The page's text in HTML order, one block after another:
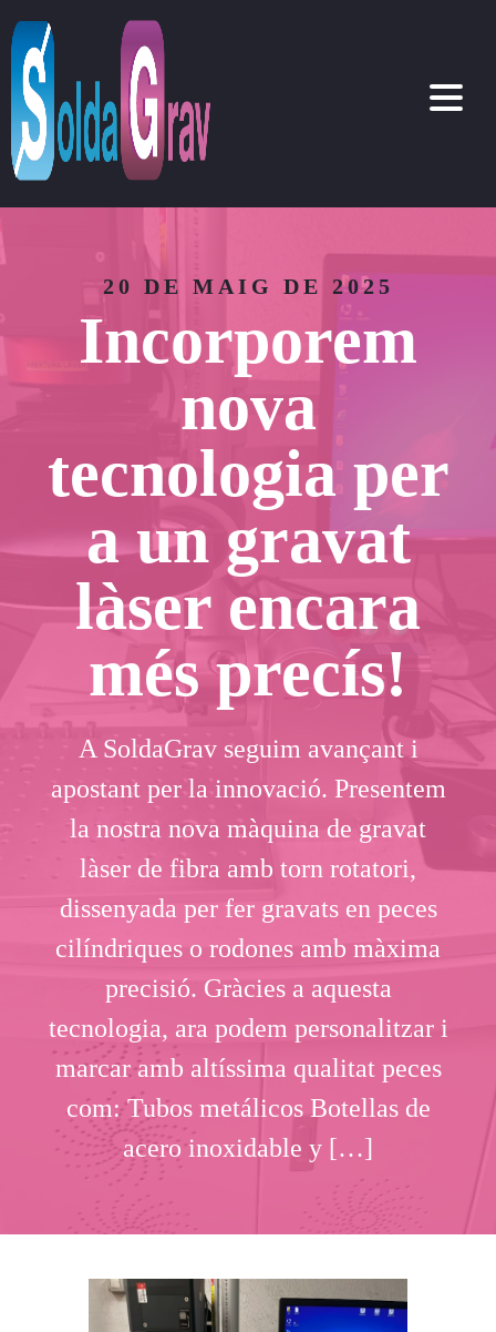
20 DE MAIG DE 2025
Incorporem
nova
tecnologia per
a un gravat
làser encara
més precís!
A SoldaGrav seguim avançant i
apostant per la innovació. Presentem
la nostra nova màquina de gravat
làser de fibra amb torn rotatori,
dissenyada per fer gravats en peces
cilíndriques o rodones amb màxima
precisió. Gràcies a aquesta
tecnologia, ara podem personalitzar i
marcar amb altíssima qualitat peces
com: Tubos metálicos Botellas de
acero inoxidable y […]